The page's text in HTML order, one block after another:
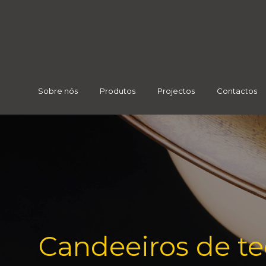
Sobre nós Produtos Projectos Contactos
Candeeiros de